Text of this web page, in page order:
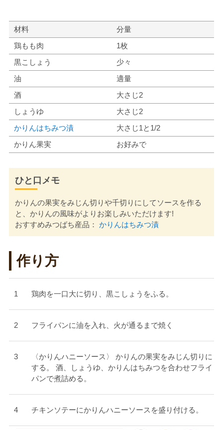
材料
分量
鶏もも肉
1枚
黒こしょう
少々
油
適量
酒
大さじ2
しょうゆ
大さじ2
かりんはちみつ漬
大さじ1と1/2
かりん果実
お好みで
ひと口メモ
かりんの果実をみじん切りや千切りにしてソースを作る
と、かりんの風味がよりお楽しみいただけます!
おすすめみつばち産品： かりんはちみつ漬
作り方
鶏肉を一口大に切り、黒こしょうをふる。
フライパンに油を入れ、火が通るまで焼く
〈かりんハニーソース〉 かりんの果実をみじん切りに
する。 酒、しょうゆ、かりんはちみつを合わせフライ
パンで煮詰める。
チキンソテーにかりんハニーソースを盛り付ける。